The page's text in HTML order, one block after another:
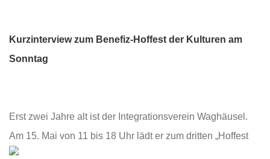
Kurzinterview zum Benefiz-Hoffest der Kulturen am
Sonntag
Erst zwei Jahre alt ist der Integrationsverein Waghäusel.
Am 15. Mai von 11 bis 18 Uhr lädt er zum dritten „Hoffest